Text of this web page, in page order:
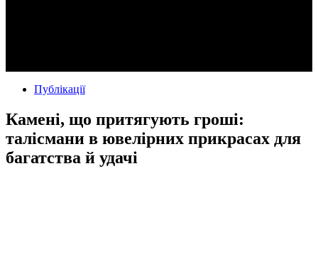
Публікації
Камені, що притягують гроші:
талісмани в ювелірних прикрасах для
багатства й удачі